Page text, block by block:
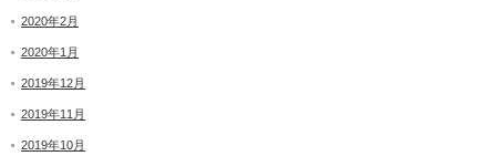
2020年2月
2020年1月
2019年12月
2019年11月
2019年10月